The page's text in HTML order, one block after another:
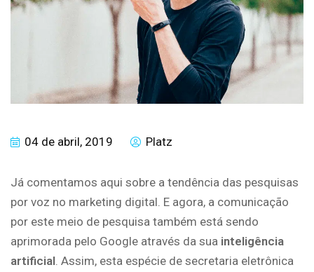
04 de abril, 2019 Platz
Já comentamos aqui sobre a tendência das pesquisas
por voz no marketing digital. E agora, a comunicação
por este meio de pesquisa também está sendo
aprimorada pelo Google através da sua inteligência
artificial . Assim, esta espécie de secretaria eletrônica